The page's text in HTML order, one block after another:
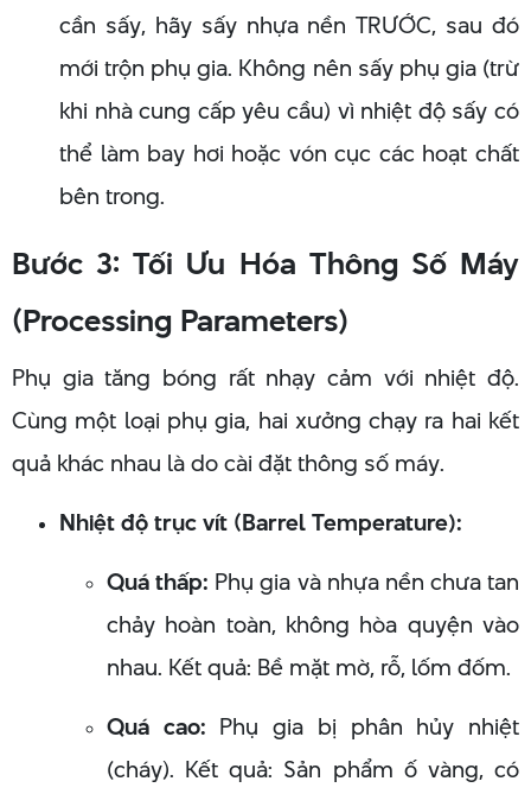
cần sấy, hãy sấy nhựa nền TRƯỚC, sau đó
mới trộn phụ gia. Không nên sấy phụ gia (trừ
khi nhà cung cấp yêu cầu) vì nhiệt độ sấy có
thể làm bay hơi hoặc vón cục các hoạt chất
bên trong.
Bước 3: Tối Ưu Hóa Thông Số Máy
(Processing Parameters)
Phụ gia tăng bóng rất nhạy cảm với nhiệt độ.
Cùng một loại phụ gia, hai xưởng chạy ra hai kết
quả khác nhau là do cài đặt thông số máy.
Nhiệt độ trục vít (Barrel Temperature):
Quá thấp: Phụ gia và nhựa nền chưa tan
chảy hoàn toàn, không hòa quyện vào
nhau. Kết quả: Bề mặt mờ, rỗ, lốm đốm.
Quá cao: Phụ gia bị phân hủy nhiệt
(cháy). Kết quả: Sản phẩm ố vàng, có